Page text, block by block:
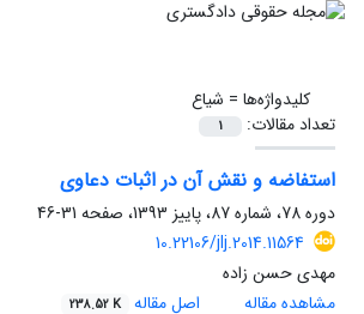
کلیدواژه‌ها = شیاع
تعداد مقالات:
1
استفاضه و نقش آن در اثبات دعاوی
دوره 78، شماره 87، پاییز 1393، صفحه
31-46
10.22106/jlj.2014.11564
مهدی حسن زاده
مشاهده مقاله
اصل مقاله 238.52 K